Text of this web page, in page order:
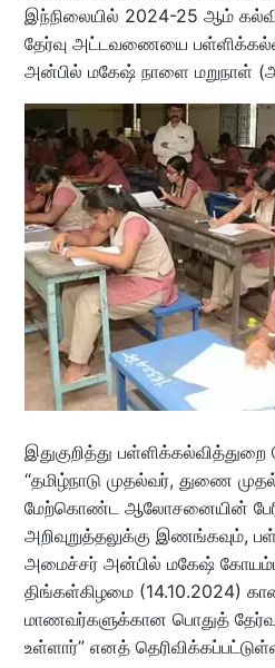
இந்நிலையில் 2024-25 ஆம்
தேர்வு அட்டவணையை
அன்பில் மகேஷ் நாளை மறுநாள்
இதுகுறித்து பள்ளிக்கல்வித்துறை
“தமிழ்நாடு முதல்வர், துணை
மேற்கொண்ட ஆலோசனையின்
அறிவுறுத்தலுக்கு இணங்கவும்,
அமைச்சர் அன்பில் மகேஷ்
திங்கள்கிழமை (14.10.2024)
மாணவர்களுக்கான பொதுத்
உள்ளார்” எனத்